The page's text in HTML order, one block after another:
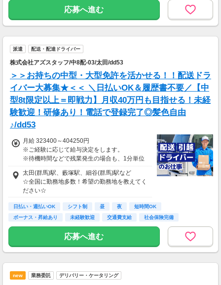
払いますが、可能な場合は、より早く、週払い
で前週稼働分をお支払いします。
登録の際に、希望配達エリアを選択いただき、
そのエリアでの業務を委託します（業務委
応募へ進む
派遣 配送・配達ドライバー
株式会社アズスタッフ/中8配-03/太田/dd53
＞＞お持ちの中型・大型免許を活かせる！！配送ドラ
イバー大募集★＜＜ ＼日払いOK＆履歴書不要／【中
型8t限定以上＝即戦力】月収40万円も目指せる！未経
験歓迎！研修あり！電話で登録完了◎髪色自由
♪/dd53
月給 323400～404250円
※ご経験に応じて給与決定をします。
※待機時間などで残業発生の場合も、1分単位
で残業代をお支払いします！
※研修・研修時給については面談時にお伝えし
ます
＊交通費一部支給（案件による）
太田(群馬)駅、藪塚駅、細谷(群馬)駅など
☆全国に勤務地多数！希望の勤務地を教えてく
ださい☆
日払い・週払いOK シフト制 昼 夜
短時間OK
ボーナス・昇給あり
未経験歓迎 交通費支給 社会保険完備
応募へ進む
new 業務委託 デリバリー・ケータリング